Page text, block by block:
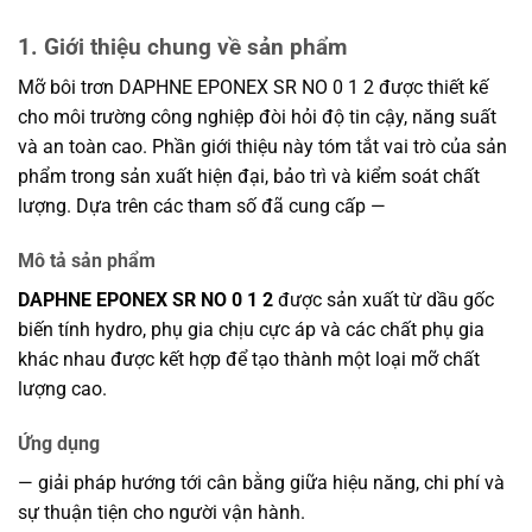
1. Giới thiệu chung về sản phẩm
Mỡ bôi trơn DAPHNE EPONEX SR NO 0 1 2 được thiết kế
cho môi trường công nghiệp đòi hỏi độ tin cậy, năng suất
và an toàn cao. Phần giới thiệu này tóm tắt vai trò của sản
phẩm trong sản xuất hiện đại, bảo trì và kiểm soát chất
lượng. Dựa trên các tham số đã cung cấp —
Mô tả sản phẩm
DAPHNE EPONEX SR NO 0 1 2 được sản xuất từ dầu gốc
biến tính hydro, phụ gia chịu cực áp và các chất phụ gia
khác nhau được kết hợp để tạo thành một loại mỡ chất
lượng cao.
Ứng dụng
— giải pháp hướng tới cân bằng giữa hiệu năng, chi phí và
sự thuận tiện cho người vận hành.